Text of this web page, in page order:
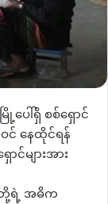
ပေါ်ရှိ စစ်ရှောင်
င် နေထိုင်ရန်
င်များအား
တို့ရဲ့ အဓိက